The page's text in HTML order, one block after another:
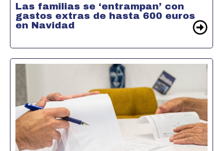
Las familias se ‘entrampan’ con
gastos extras de hasta 600 euros
en Navidad